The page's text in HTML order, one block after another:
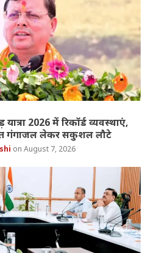
2026 में रिकॉर्ड व्यवस्थाएं,
गंगाजल लेकर सकुशल लौटे
August 7, 2026